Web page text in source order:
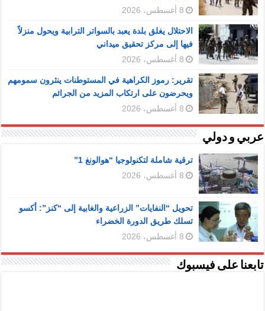
8 أغسطس، 2026
الاحتلال يغلق بلدة يعبد بالسواتر الترابية ويحول منزلاً
فيها إلى مركز تحقيق ميداني
8 أغسطس، 2026
تقرير: رموز الكراهية في المستوطنات ينثرون سمومهم
ويحرضون على ارتكاب المزيد من الجرائم
8 أغسطس، 2026
عربي و دولي
ترقية شاملة لتكنولوجيا “هوالونغ 1”
8 أغسطس، 2026
تحويل “النفايات” الزراعية والغابية إلى “كنز”: أكسو
تسلك طريق الدورة الخضراء
8 أغسطس، 2026
تابعنا على فيسبوك